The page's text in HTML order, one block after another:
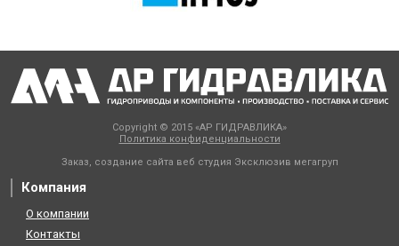
Copyright © 2015 «АР ГИДРАВЛИКА»
Политика конфиденциальности
Заказ, создание сайта веб студия Эксклюзив мегагруп
Компания
О компании
Контакты